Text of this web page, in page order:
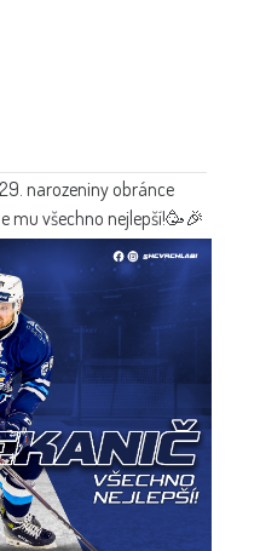
narozeniny obránce
mu všechno nejlepší!🥳🎉